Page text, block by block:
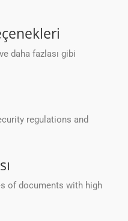
daha fazlası gibi
regulations and
of documents with high